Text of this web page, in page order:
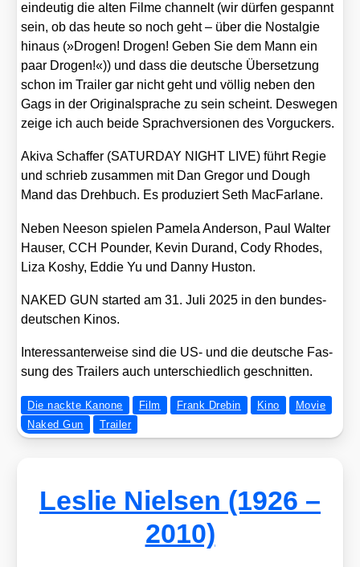
ein­deu­tig die alten Fil­me chan­nelt (wir dür­fen gespannt
sein, ob das heu­te so noch geht – über die Nost­al­gie
hin­aus (»Dro­gen! Dro­gen! Geben Sie dem Mann ein
paar Dro­gen!«)) und dass die deut­sche Über­set­zung
schon im Trai­ler gar nicht geht und völ­lig neben den
Gags in der Ori­gi­nal­spra­che zu sein scheint. Des­we­gen
zei­ge ich auch bei­de Sprach­ver­sio­nen des Vor­gu­ckers.
Aki­va Schaf­fer (SATURDAY NIGHT LIVE) führt Regie
und schrieb zusam­men mit Dan Gre­gor und Dough
Mand das Dreh­buch. Es pro­du­ziert Seth Mac­Far­la­ne.
Neben Nee­son spie­len Pame­la Ander­son, Paul Wal­ter
Hau­ser, CCH Poun­der, Kevin Durand, Cody Rho­des,
Liza Kos­hy, Eddie Yu und Dan­ny Hus­ton.
NAKED GUN star­ted am 31. Juli 2025 in den bun­des­
deut­schen Kinos.
Inter­es­san­ter­wei­se sind die US- und die deut­sche Fas­
sung des Trai­lers auch unter­schied­lich geschnit­ten.
Die nackte Kanone Film Frank Drebin Kino
Movie
Naked Gun
Trailer
Leslie Nielsen (1926 –
2010)